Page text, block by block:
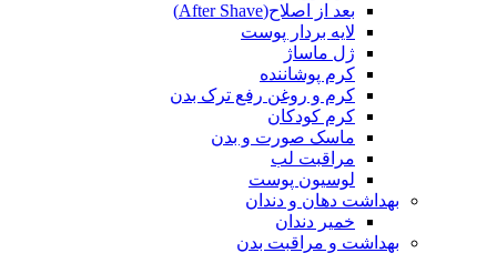
بعد از اصلاح(After Shave)
لایه بردار پوست
ژل ماساژ
کرم پوشاننده
کرم و روغن رفع ترک بدن
کرم کودکان
ماسک صورت و بدن
مراقبت لب
لوسیون پوست
بهداشت دهان و دندان
خمیر دندان
بهداشت و مراقبت بدن